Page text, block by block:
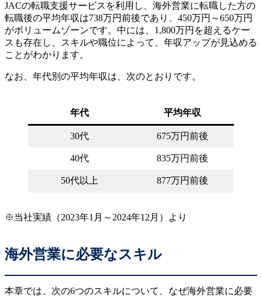
JACの転職支援サービスを利用し、海外営業に転職した方の
転職後の平均年収は738万円前後であり、450万円～650万円
がボリュームゾーンです。中には、1,800万円を超えるケー
スも存在し、スキルや職位によって、年収アップが見込める
ことがわかります。
なお、年代別の平均年収は、次のとおりです。
年代 平均年収
30代 675万円前後
40代 835万円前後
50代以上 877万円前後
※当社実績（2023年1月～2024年12月）より
海外営業に必要なスキル
本章では、次の6つのスキルについて、なぜ海外営業に必要